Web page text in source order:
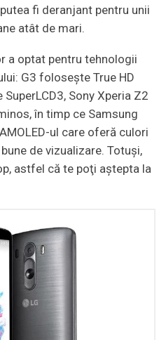
fi deranjant pentru unii
atât de mari.
a optat pentru tehnologii
G3 foloseşte True HD
SuperLCD3, Sony Xperia Z2
în timp ce Samsung
ul care oferă culori
de vizualizare. Totuşi,
astfel că te poţi aştepta la